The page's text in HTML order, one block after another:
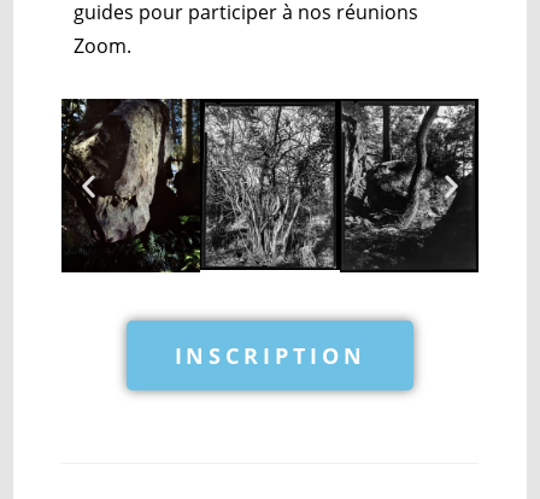
guides pour participer à nos réunions
Zoom.
INSCRIPTION